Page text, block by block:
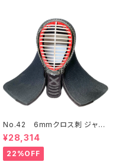
No.42 6mmクロス刺 ジャー
ジ トンボエアCR面 72㎝（メガ
ネ加工済）
¥28,314
22%OFF